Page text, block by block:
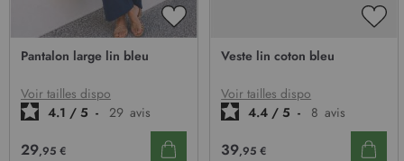
AJOUTER
D’ENVIE
Pantalon large lin bleu
Voir tailles dispo
4.1 / 5 - 29 avis
29,95 €
Veste lin coton bleu
Voir tailles dispo
4.4 / 5 - 8 avis
39,95 €